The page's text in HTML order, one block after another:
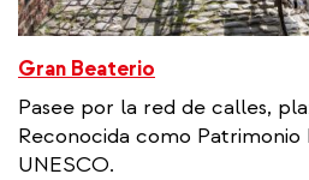
Gran Beaterio
Pasee por la red de calles,
Reconocida como Patrimonio
UNESCO.